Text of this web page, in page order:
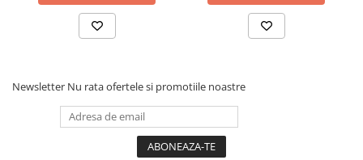
Newsletter Nu rata ofertele si promotiile noastre